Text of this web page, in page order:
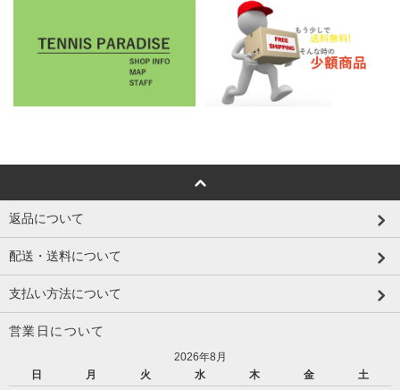
返品について
配送・送料について
支払い方法について
営業日について
2026年8月
日
月 火 水 木 金
土